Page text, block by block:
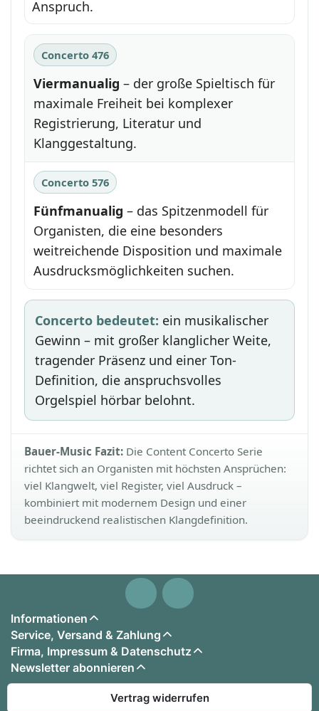
Anspruch.
Concerto 476
Viermanualig – der große Spieltisch für
maximale Freiheit bei komplexer
Registrierung, Literatur und
Klanggestaltung.
Concerto 576
Fünfmanualig – das Spitzenmodell für
Organisten, die eine besonders
weitreichende Disposition und maximale
Ausdrucksmöglichkeiten suchen.
Concerto bedeutet: ein musikalischer
Gewinn – mit großer klanglicher Weite,
tragender Präsenz und einer Ton-
Definition, die anspruchsvolles
Orgelspiel hörbar belohnt.
Bauer-Music Fazit: Die Content Concerto Serie
richtet sich an Organisten mit höchsten Ansprüchen:
viel Klangwelt, viel Register, viel Ausdruck –
kombiniert mit modernem Design und einer
beeindruckend realistischen Klangdefinition.
Informationen
Service, Versand & Zahlung
Firma, Impressum & Datenschutz
Newsletter abonnieren
Vertrag widerrufen